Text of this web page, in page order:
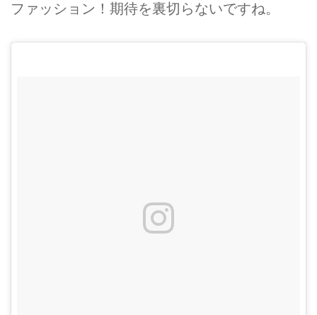
ファッション！期待を裏切らないですね。